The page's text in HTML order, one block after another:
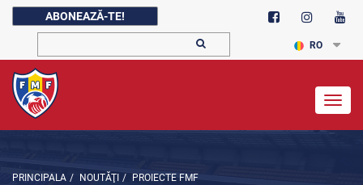
ABONEAZĂ-TE!
RO
PRINCIPALA / NOUTĂŢI / PROIECTE FMF